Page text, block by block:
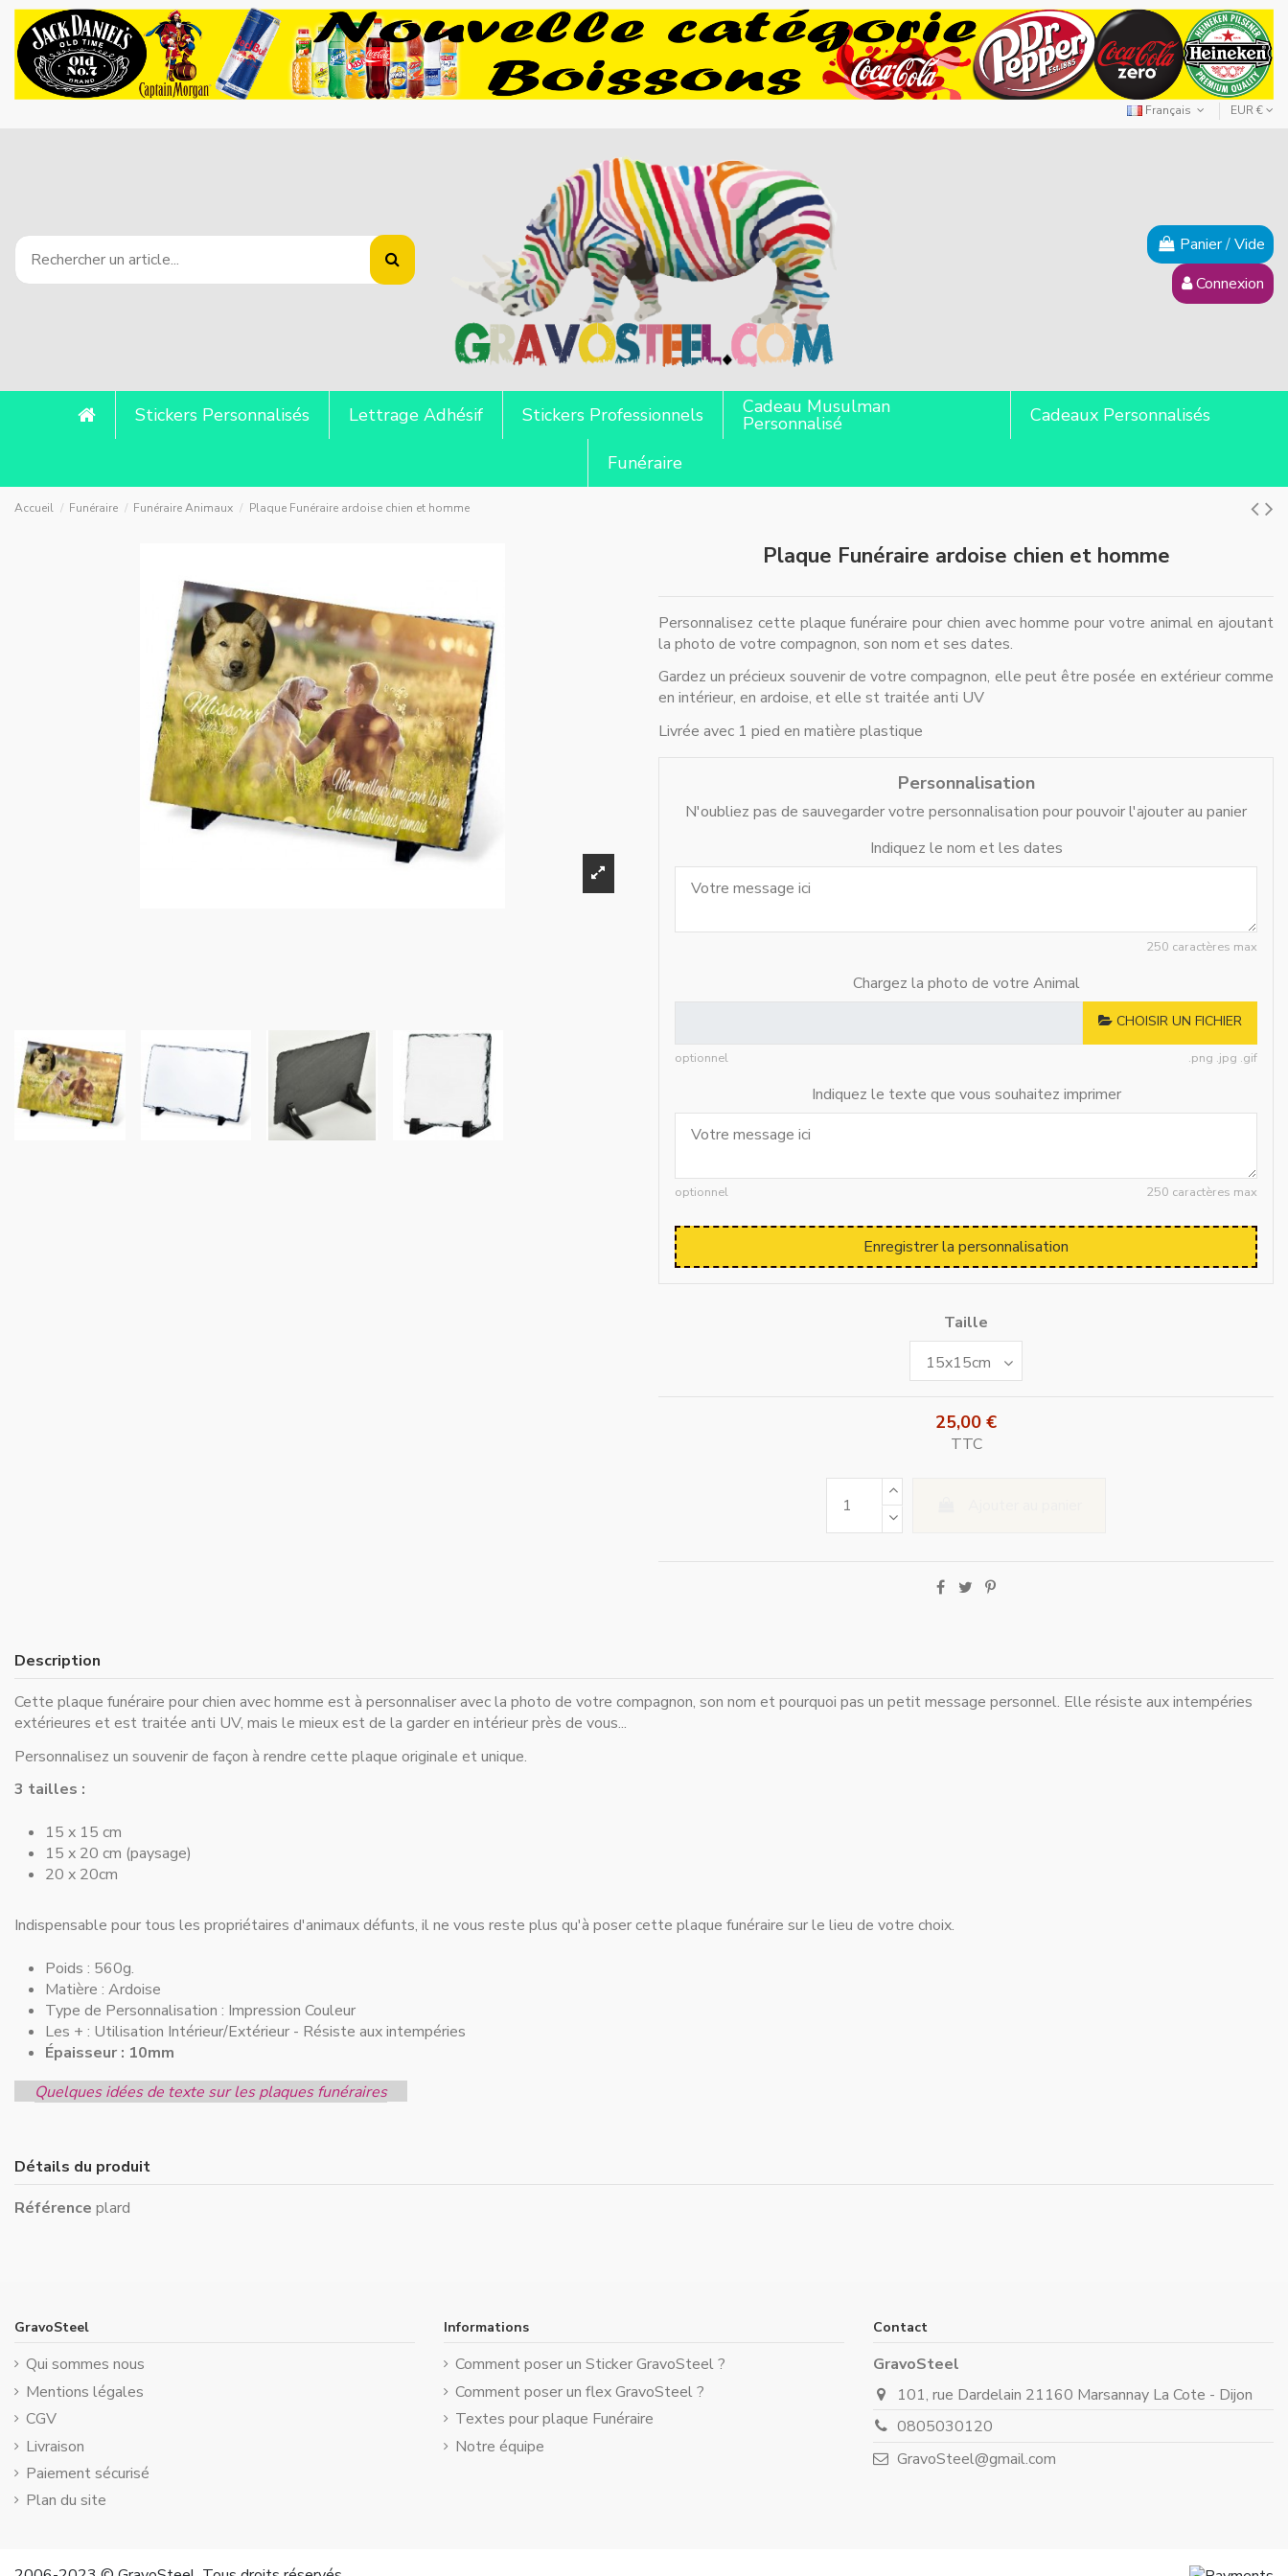
Français EUR €
Panier/Vide
Connexion
Stickers Personnalisés Lettrage Adhésif Stickers Professionnels Cadeau Musulman
Personnalisé Cadeaux Personnalisés
Funéraire
Accueil Funéraire Funéraire Animaux Plaque Funéraire ardoise chien et homme
Plaque Funéraire ardoise chien et homme
Personnalisez cette plaque funéraire pour chien avec homme pour votre animal en ajoutant
la photo de votre compagnon, son nom et ses dates.
Gardez un précieux souvenir de votre compagnon, elle peut être posée en extérieur comme
en intérieur, en ardoise, et elle st traitée anti UV
Livrée avec 1 pied en matière plastique
Personnalisation
N'oubliez pas de sauvegarder votre personnalisation pour pouvoir l'ajouter au panier
Indiquez le nom et les dates
250 caractères max
Chargez la photo de votre Animal
CHOISIR UN FICHIER
optionnel .png .jpg .gif
Indiquez le texte que vous souhaitez imprimer
optionnel 250 caractères max
Enregistrer la personnalisation
Taille
25,00 €
TTC
Description
Cette plaque funéraire pour chien avec homme est à personnaliser avec la photo de votre compagnon, son nom et pourquoi pas un petit message personnel. Elle résiste aux intempéries
extérieures et est traitée anti UV, mais le mieux est de la garder en intérieur près de vous...
Personnalisez un souvenir de façon à rendre cette plaque originale et unique.
3 tailles :
15 x 15 cm
15 x 20 cm (paysage)
20 x 20cm
Indispensable pour tous les propriétaires d'animaux défunts, il ne vous reste plus qu'à poser cette plaque funéraire sur le lieu de votre choix.
Poids : 560g.
Matière : Ardoise
Type de Personnalisation : Impression Couleur
Les + : Utilisation Intérieur/Extérieur - Résiste aux intempéries
Épaisseur : 10mm
Quelques idées de texte sur les plaques funéraires
Détails du produit
Référence plard
GravoSteel
Qui sommes nous
Mentions légales
CGV
Livraison
Paiement sécurisé
Plan du site
Informations
Comment poser un Sticker GravoSteel ?
Comment poser un flex GravoSteel ?
Textes pour plaque Funéraire
Notre équipe
Contact
GravoSteel
101, rue Dardelain 21160 Marsannay La Cote - Dijon
0805030120
GravoSteel@gmail.com